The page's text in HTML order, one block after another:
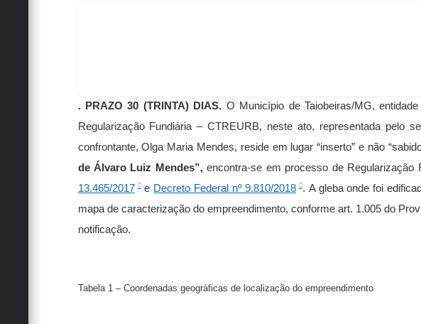
. PRAZO 30 (TRINTA) DIAS. O Município de Taiobeiras/MG,
Regularização Fundiária – CTREURB, neste ato, representada
confrontante, Olga Maria Mendes, reside em lugar “inserto” e não
de Álvaro Luiz Mendes”,encontra-se em processo de Regularização
13.465/2017 e Decreto Federal nº 9.810/2018 . A gleba onde foi
mapa de caracterização do empreendimento, conforme art. 1.005 do
notificação.
Tabela 1 – Coordenadas geográficas de localização do empreendimento